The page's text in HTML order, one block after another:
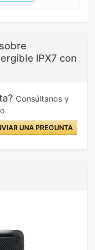
sobre
IPX7 con
Consúltanos y
UNA PREGUNTA